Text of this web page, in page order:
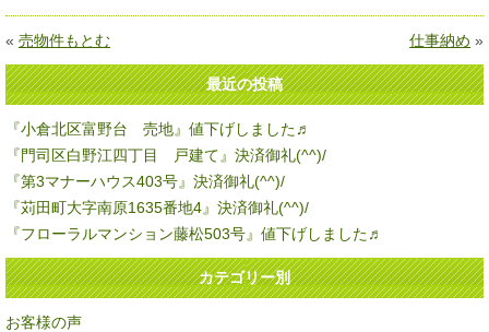
« 売物件もとむ 仕事納め »
最近の投稿
『小倉北区富野台 売地』値下げしました♬
『門司区白野江四丁目 戸建て』決済御礼(^^)/
『第3マナーハウス403号』決済御礼(^^)/
『苅田町大字南原1635番地4』決済御礼(^^)/
『フローラルマンション藤松503号』値下げしました♬
カテゴリー別
お客様の声